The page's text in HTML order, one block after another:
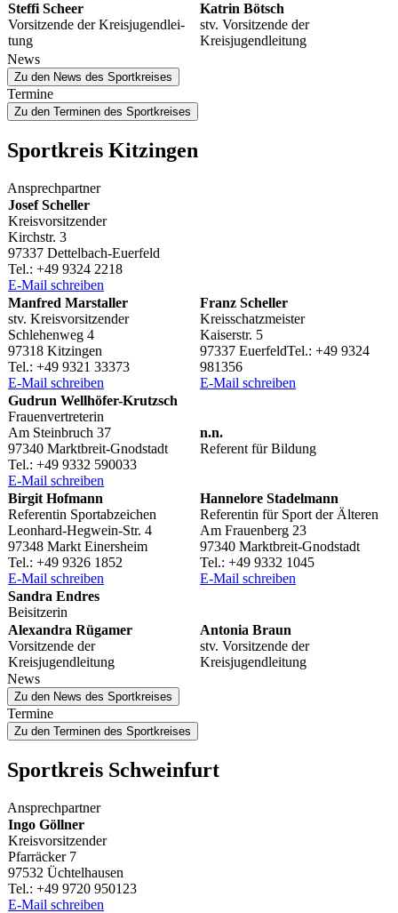
Steffi Scheer
Vorsit­zende der Kreis­ju­gend­lei­
tung
Katrin Bötsch
stv. Vorsit­zende der
Kreisjugendleitung
News
Zu den News des Sportkreises
Termine
Zu den Terminen des Sportkreises
Sport­kreis Kitzingen
Ansprech­part­ner
Josef Schel­ler
Kreisvorsitzender
Kirch­str. 3
97337 Dettelbach-Euerfeld
Tel.: +49 9324 2218
E‑Mail schrei­ben
Manfred Marstal­ler
stv. Kreisvorsitzender
Schle­hen­weg 4
97318 Kitzingen
Tel.: +49 9321 33373
E‑Mail schrei­ben
Franz Schel­ler
Kreisschatzmeister
Kaiser­str. 5
97337 Euer­feld­Tel.: +49 9324
981356
E‑Mail schrei­ben
Gudrun Well­hö­fer-Krutzsch
Frauenvertreterin
Am Stein­bruch 37
97340 Marktbreit-Gnodstadt
Tel.: +49 9332 590033
E‑Mail schrei­ben
n.n.
Refe­rent für Bildung
Birgit Hofmann
Refe­ren­tin Sportabzeichen
Leon­hard-Hegwein-Str. 4
97348 Markt Einersheim
Tel.: +49 9326 1852
E‑Mail schrei­ben
Hanne­lore Stadelmann
Refe­ren­tin für Sport der Älteren
Am Frau­en­berg 23
97340 Marktbreit-Gnodstadt
Tel.: +49 9332 1045
E‑Mail schrei­ben
Sandra Endres
Beisitzerin
Alex­an­dra Rügamer
Vorsit­zende der
Kreisjugendleitung
Anto­nia Braun
stv. Vorsit­zende der
Kreisjugendleitung
News
Zu den News des Sportkreises
Termine
Zu den Terminen des Sportkreises
Sport­kreis Schweinfurt
Ansprech­part­ner
Ingo Göll­ner
Kreisvorsitzender
Pfar­rä­cker 7
97532 Üchtelhausen
Tel.: +49 9720 950123
E‑Mail schrei­ben